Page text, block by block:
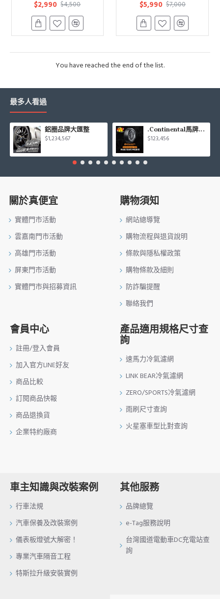
$2,990 $4,500 $5,990 $7,000
You have reached the end of the list.
最多人看過
鋁圈品牌大匯整
$1,234,567
.Continental馬牌CCK輪胎特價專區
$123,456
關於真便宜
實體門市活動
雲嘉南門市活動
高雄門市活動
屏東門市活動
實體門市與招募資訊
購物須知
網站總導覽
購物流程與退貨說明
條款與隱私權政策
購物條款及細則
防詐騙提醒
聯絡我們
會員中心
註冊/登入會員
加入官方LINE好友
商品比較
訂閱商品快報
商品退換貨
企業特約廠商
產品適用規格尺寸查
詢
速馬力冷氣濾網
LINK BEAR冷氣濾網
ZERO/SPORTS冷氣濾網
雨刷尺寸查詢
火星塞車型比對查詢
車主知識與改裝案例
行車法規
汽車保養及改裝案例
儀表板燈號大解密！
專業汽車隔音工程
特斯拉升級安裝實例
其他服務
品牌總覽
e-Tag服務說明
台灣國道電動車DC充電站查
詢